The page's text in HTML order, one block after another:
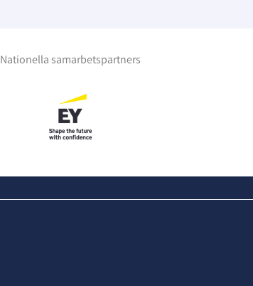
Nationella samarbetspartners